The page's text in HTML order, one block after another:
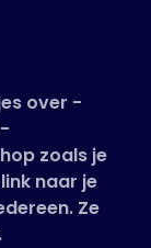
over -
zoals je
naar je
Ze